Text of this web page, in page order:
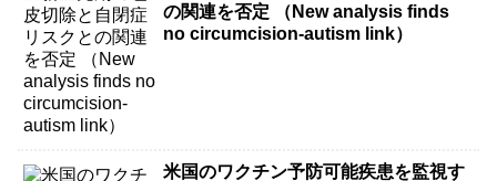
の関連を否定 （New analysis finds
no circumcision-autism link）
米国のワクチン予防可能疾患を監視す